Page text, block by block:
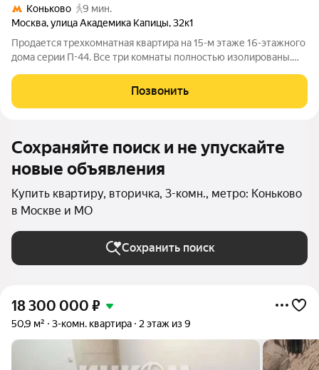
Коньково
9 мин.
Москва,улица Академика Капицы,32к1
Продается трехкомнатная квартира на 15-м этаже 16-этажного
дома серии П-44. Все три комнаты полностью изолированы.
дизайн-проект, не
Позвонить
Сохраняйте поиск и не упускайте
новые объявления
Купить квартиру, вторичка, 3-комн., метро: Коньково
в Москве и МО
Сохранить поиск
18 300 000 ₽
50,9 м² 3-комн. квартира 2 этаж из 9